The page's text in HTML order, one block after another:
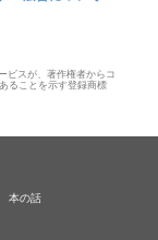
ビスが、著作権者からコ
ることを示す登録商標
本の話